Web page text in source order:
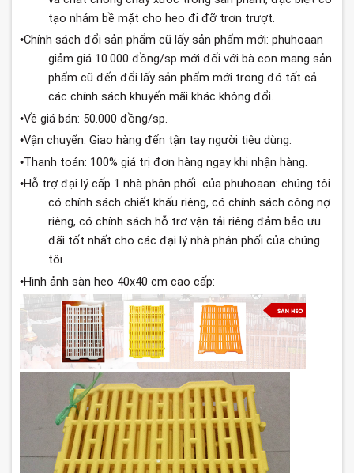
tạo nhám bề mặt cho heo đi đỡ trơn trượt.
•Chính sách đổi sản phẩm cũ lấy sản phẩm mới: phuhoaan
giảm giá 10.000đồng/spmới đối với bà conmang sản
phẩm cũ đến đổi lấy sản phẩm mới trong đó tất cả
các chính sách khuyến mãi khác không đổi.
•Về giá bán: 50.000 đồng/sp.
•Vận chuyển: Giao hàng đến tận tay người tiêu dùng.
•Thanh toán: 100% giá trị đơn hàng ngay khi nhận hàng.
•Hỗ trợ đại lý cấp 1 nhà phân phối của phuhoaan: chúng tôi
có chính sách chiết khấu riêng,có chính sách công nợ
riêng,có chính sách hỗ trơ vận tải riêng đảm bảo ưu
đãi tốt nhất cho các đại lý nhà phân phối của chúng
tôi.
•Hình ảnh sàn heo 40x40 cm cao cấp: